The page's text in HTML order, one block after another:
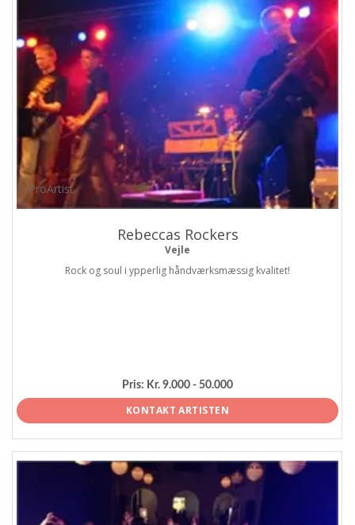
ProArtist
Rebeccas Rockers
Vejle
Rock og soul i ypperlig håndværksmæssig kvalitet!
Pris: Kr. 9.000 - 50.000
KONTAKT ARTISTEN